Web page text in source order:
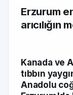
Erzurum
Kanada ve
tıbbın
Anadolu